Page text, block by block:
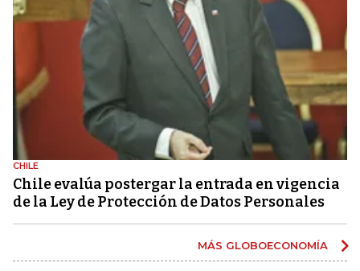
CHILE
Chile evalúa postergar la entrada en vigencia
de la Ley de Protección de Datos Personales
MÁS GLOBOECONOMÍA